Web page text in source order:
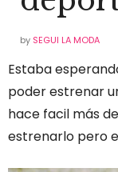
by SEGUI LA MODA
Estaba
poder estrenar
hace facil más
estrenarlo pero